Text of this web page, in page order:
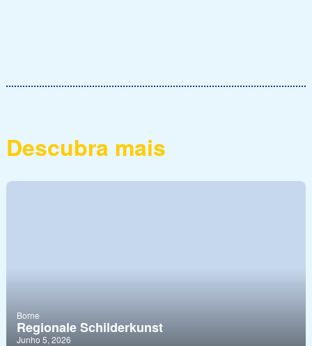
Descubra mais
Borne
Regionale Schilderkunst
Junho 5, 2026